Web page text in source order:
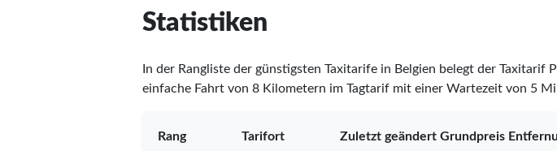
Statistiken
In der Rangliste der günstigsten Taxitarife in Belgien belegt der Taxitarif
einfache Fahrt von 8 Kilometern im Tagtarif mit einer Wartezeit von 5
Rang Tarifort Zuletzt geändert Grundpreis